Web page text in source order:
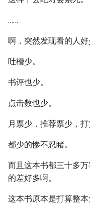
……
啊，突然发现看的人好
吐槽少。
书评也少。
点击数也少。
月票少，推荐票少，打
都少的惨不忍睹。
而且这本书都三十多
的差好多啊。
这本书原本是打算整